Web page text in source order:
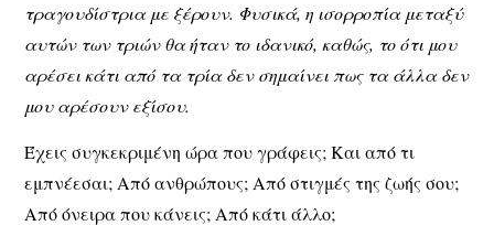
τραγουδίστρια με ξέρουν. Φυσικά, η ισορροπία μεταξύ
αυτών των τριών θα ήταν το ιδανικό, καθώς, το ότι μου
αρέσει κάτι από τα τρία δεν σημαίνει πως τα άλλα δεν
μου αρέσουν εξίσου.
Έχεις συγκεκριμένη ώρα που γράφεις; Και από τι
εμπνέεσαι; Από ανθρώπους; Από στιγμές της ζωής σου;
Από όνειρα που κάνεις; Από κάτι άλλο;